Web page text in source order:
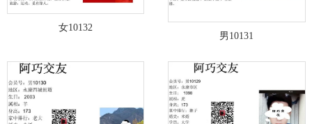
女10132
男10131